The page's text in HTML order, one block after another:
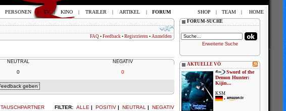
FAQ • Feedback • Registrieren • Anmelden
NEUTRAL NEGATIV
0 0
FILTER: ALLE | POSITIV | NEUTRAL | NEGATIV
TAUSCHPARTNER
FORUM-SUCHE
Erweiterte Suche
AKTUELLE VÖ
Sword of the
Demon Hunter:
Kijin...
KSM
•
PERSONEN | TV | KINO | TRAILER | ARTIKEL | FORUM SHOP | TEAM | HOME